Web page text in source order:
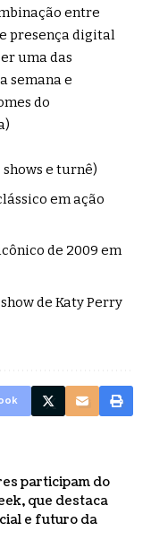
entre
presença digital
uma das
semana e
do
)
e turnê)
em ação
de 2009 em
de Katy Perry
participam do
que destaca
e futuro da